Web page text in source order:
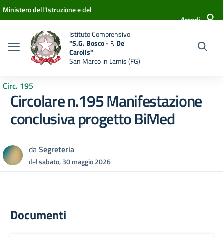
Vai ai contenuti
Vai al menu di navigazione
Vai al footer
Ministero dell'Istruzione e del
Accedi
Istituto Comprensivo
"S.G. Bosco - F. De
Carolis"
San Marco in Lamis (FG)
Circ. 195
Circolare n.195 Manifestazione
conclusiva progetto BiMed
daSegreteria
delsabato, 30 maggio 2026
Documenti